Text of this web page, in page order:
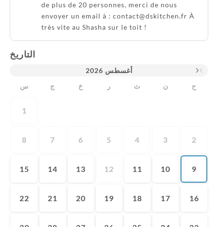
de plus de 20 personnes, merci de nous
envoyer un email à : contact@dskitchen.fr À
très vite au Shasha sur le toit !
التاريخ
أغسطس 2026
ح
ن ث ر خ ج س
1
2
3
4
5
6
7
8
9
10
11
12
13
14
15
16
17
18
19
20
21
22